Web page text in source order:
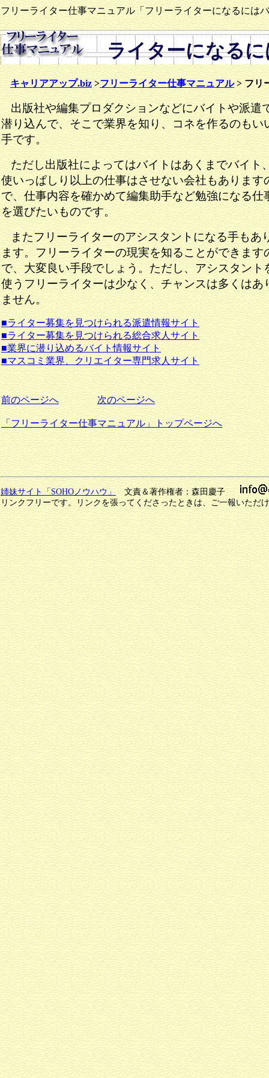
フリーライター仕事マニュアル「フリーライターになるには
ライターになるに
キャリアアップ.biz >フリーライター仕事マニュアル> フリ
出版社や編集プロダクションなどにバイトや派遣
潜り込んで、そこで業界を知り、コネを作るのもい
手です。
ただし出版社によってはバイトはあくまでバイト
使いっぱしり以上の仕事はさせない会社もあります
で、仕事内容を確かめて編集助手など勉強になる仕
を選びたいものです。
またフリーライターのアシスタントになる手もあ
ます。フリーライターの現実を知ることができます
で、大変良い手段でしょう。ただし、アシスタント
使うフリーライターは少なく、チャンスは多くはあ
ません。
■ライター募集を見つけられる派遣情報サイト
■ライター募集を見つけられる総合求人サイト
■業界に潜り込めるバイト情報サイト
■マスコミ業界、クリエイター専門求人サイト
前のページへ 次のページへ
「フリーライター仕事マニュアル」トップページへ
姉妹サイト「SOHOノウハウ」
文責＆著作権者：森田慶子
リンクフリーです。リンクを張ってくださったときは、ご一報いただ